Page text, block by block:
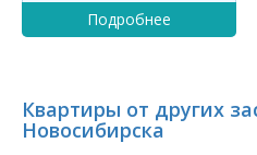
Квартиры от других
Новосибирска